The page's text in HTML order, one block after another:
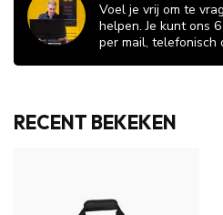
Voel je vrij om te
helpen. Je kunt ons
per mail, telefonisch
RECENT BEKEKEN